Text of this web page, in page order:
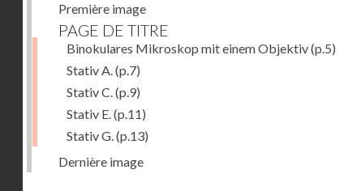
Première image
PAGE DE TITRE
Binokulares Mikroskop mit einem Objektiv(p.5)
Stativ A.(p.7)
Stativ C.(p.9)
Stativ E.(p.11)
Stativ G.(p.13)
Dernière image